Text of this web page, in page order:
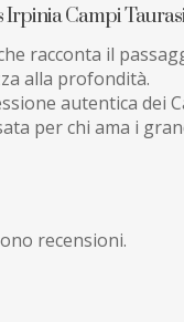
Irpinia Campi
racconta il
alla profondità.
autentica dei
per chi ama i
recensioni.